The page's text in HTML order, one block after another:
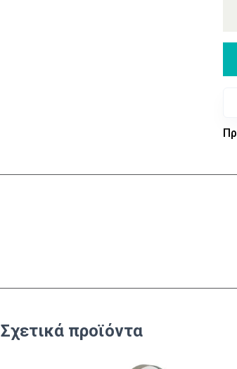
Σχετικά προϊόντα